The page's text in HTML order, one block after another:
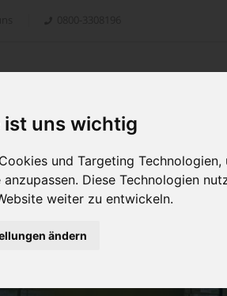
ist uns wichtig
und Targeting
Diese Technologien
weiter zu entwickeln.
ändern